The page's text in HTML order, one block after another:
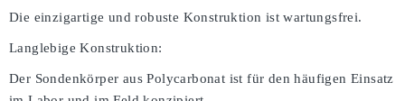
Die einzigartige und robuste Konstruktion ist wartungsfrei.
Langlebige Konstruktion:
Der Sondenkörper aus Polycarbonat ist für den häufigen Einsatz